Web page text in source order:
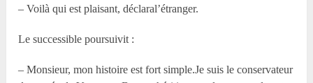
– Voilà qui est plaisant, déclaral’étranger.
Le successible poursuivit :
– Monsieur, mon histoire est fort simple.Je suis le conservateur